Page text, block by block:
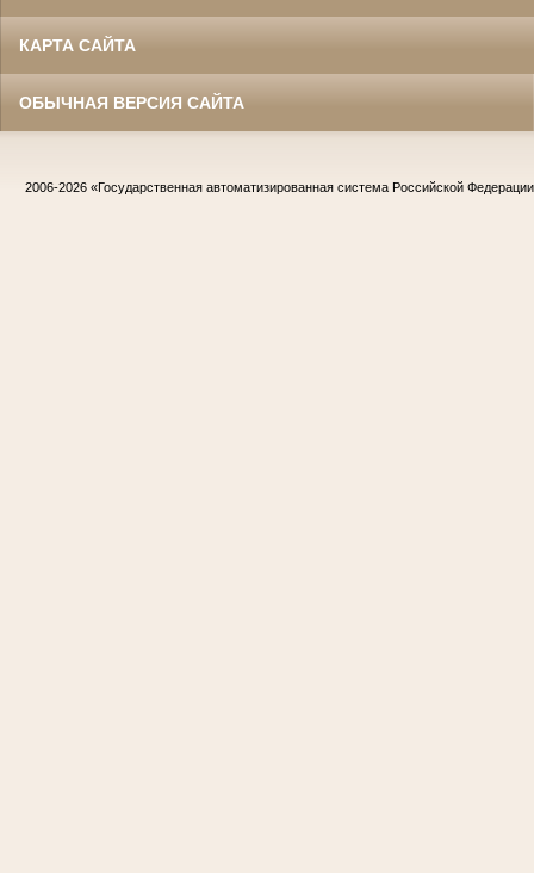
КАРТА САЙТА
ОБЫЧНАЯ ВЕРСИЯ САЙТА
2006-2026 «Государственная автоматизированная система Российской